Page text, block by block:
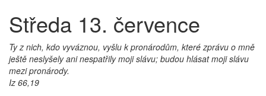
Středa 13. července
Ty z nich, kdo vyváznou, vyšlu k pronárodům, které zprávu o mně
ještě neslyšely ani nespatřily moji slávu; budou hlásat moji slávu
mezi pronárody.
Iz 66,19